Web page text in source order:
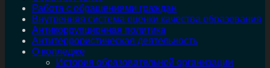
Работа с обращениями граждан
Внутренняя система оценки качества образования
Антикоррупционная политика
Антитеррористическая деятельность
О колледже
История образовательной организации